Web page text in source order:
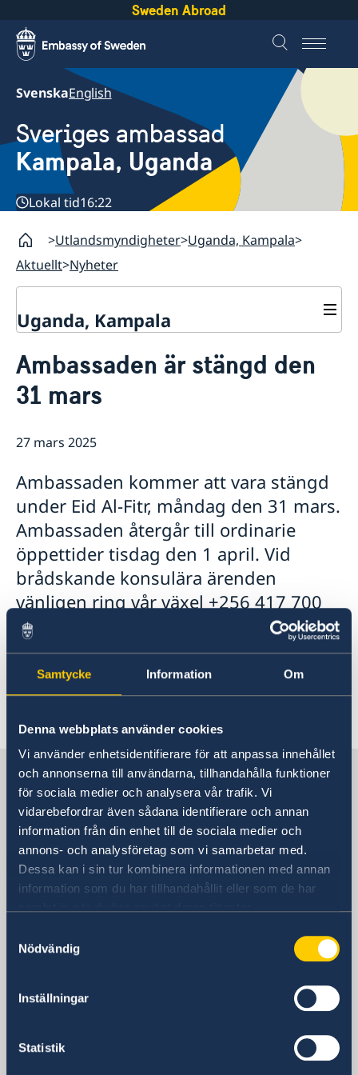
Samtycke Information Om
Denna webbplats använder cookies
Vi använder enhetsidentifierare för att anpassa innehållet
och annonserna till användarna, tillhandahålla funktioner
för sociala medier och analysera vår trafik. Vi
vidarebefordrar även sådana identifierare och annan
information från din enhet till de sociala medier och
annons- och analysföretag som vi samarbetar med.
Dessa kan i sin tur kombinera informationen med annan
information som du har tillhandahållit eller som de har
Nödvändig
Inställningar
Statistik
Sweden Abroad
SvenskaEnglish
Sveriges ambassad
Kampala, Uganda
Lokal tid16:22
Utlandsmyndigheter Uganda, Kampala
Aktuellt Nyheter
Uganda, Kampala
Om oss
Lediga tjänster
Praktiktjänstgöring
OSL-beskrivning
Så stöttar vi svenska företag
Team Sweden
Svenska företag i
Anmäl handelshinder
Nyheter
Ambassaden är stängd den
31 mars
27 mars 2025
Ambassaden kommer att vara stängd
under Eid Al-Fitr, måndag den 31 mars.
Ambassaden återgår till ordinarie
öppettider tisdag den 1 april. Vid
brådskande konsulära ärenden
vänligen ring vår växel +256 417 700
800 och följ anvisningarna, eller
kontakta UD-Jouren på +46 8-405 50
05.
Sverige i Uganda
Sveriges ambassad
Besöksadress
24, Lumumba Avenue
Postadress
Embassy of Sweden
Kampala
Telefonnummer